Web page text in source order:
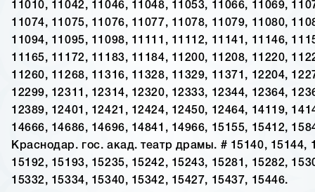
11010, 11042, 11046, 11048, 11053, 11066, 11069,
11074, 11075, 11076, 11077, 11078, 11079, 11080,
11094, 11095, 11098, 11111, 11112, 11141, 11146,
11165, 11172, 11183, 11184, 11200, 11208, 11220,
11260, 11268, 11316, 11328, 11329, 11371, 12204,
12299, 12311, 12314, 12320, 12333, 12344, 12364,
12389, 12401, 12421, 12424, 12450, 12464, 14119,
14666, 14686, 14696, 14841, 14966, 15155, 15412,
Краснодар. гос. акад. театр драмы. # 15140, 15144,
15192, 15193, 15235, 15242, 15243, 15281, 15282,
15332, 15334, 15340, 15342, 15427, 15437, 15446.